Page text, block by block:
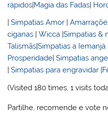
rápidos|Magia das Fadas|
|Simpatias Amor |
ciganas |Wicca |Simpatias &
Talismãs|Simpatias a Iemanjá
Prosperidade |Simpatias
|Simpatias para engravidar
(Visited 180 times, 1 visits
Partilhe, recomende e vote